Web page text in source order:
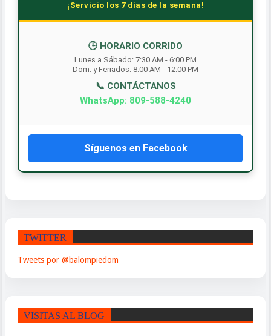
¡Servicio los 7 días de la semana!
🕒 HORARIO CORRIDO
Lunes a Sábado: 7:30 AM - 6:00 PM
Dom. y Feriados: 8:00 AM - 12:00 PM
📞 CONTÁCTANOS
WhatsApp: 809-588-4240
Síguenos en Facebook
TWITTER
Tweets por @balompiedom
VISITAS AL BLOG